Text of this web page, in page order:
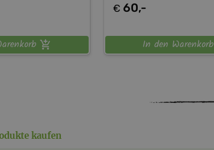
€ 60,-
In den Warenkorb
kaufen